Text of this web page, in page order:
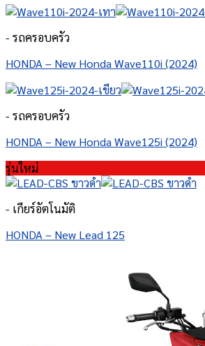
- รถครอบครัว
HONDA – New Honda Wave110i (2024)
- รถครอบครัว
HONDA – New Honda Wave125i (2024)
รุ่นใหม่
- เกียร์อัตโนมัติ
HONDA – New Lead 125